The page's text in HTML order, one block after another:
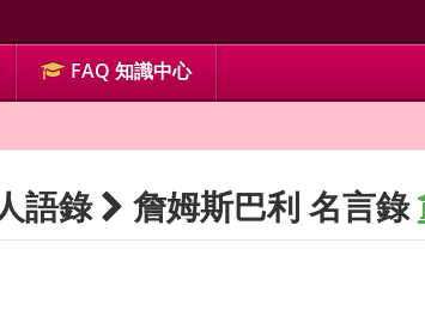
FAQ 知識中心
語錄 詹姆斯巴利 名言錄